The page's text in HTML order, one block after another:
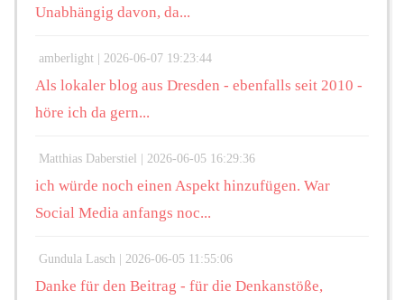
Unabhängig davon, da...
amberlight | 2026-06-07 19:23:44
Als lokaler blog aus Dresden - ebenfalls seit 2010 -
höre ich da gern...
Matthias Daberstiel | 2026-06-05 16:29:36
ich würde noch einen Aspekt hinzufügen. War
Social Media anfangs noc...
Gundula Lasch | 2026-06-05 11:55:06
Danke für den Beitrag - für die Denkanstöße,